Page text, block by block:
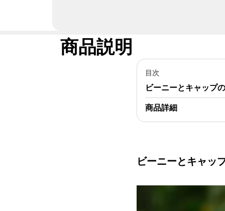
商品説明
目次
ビーニーとキャップ
商品詳細
ビーニーとキャッ